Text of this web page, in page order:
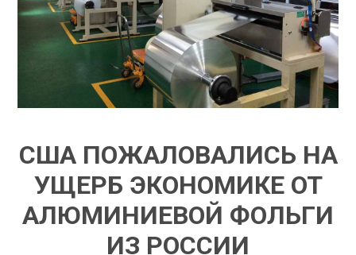
США ПОЖАЛОВАЛИСЬ НА
УЩЕРБ ЭКОНОМИКЕ ОТ
АЛЮМИНИЕВОЙ ФОЛЬГИ
ИЗ РОССИИ